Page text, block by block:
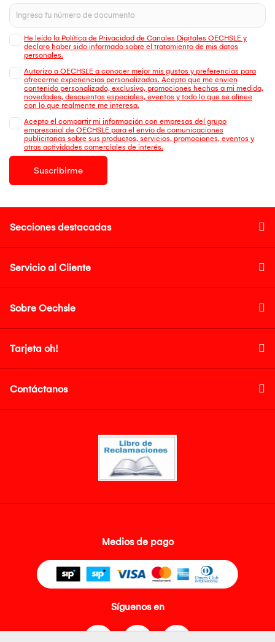
He leído la Política de Privacidad de Canales Digitales OECHSLE y
declaro haber sido informado sobre el tratamiento de mis datos
personales.
Autorizo a OECHSLE a conocer mejor mis gustos y preferencias para
ofrecerme experiencias personalizadas. Acepto que me envien
contenido personalizado, exclusivo, promociones hechas a mi medida,
novedades, descuentos especiales, eventos y todo lo que se alinee
con lo que realmente me interesa.
Acepto el compartir mi información con empresas del grupo
empresarial de OECHSLE para el envío de comunicaciones
publicitarias sobre sus productos, servicios, promociones, eventos y
otras actividades comerciales de interés.
Suscribirme
Secciones destacadas
Servicio al Cliente
Sobre Oechsle
Tarjeta oh!
Contáctanos
Medios de pago
Síguenos en